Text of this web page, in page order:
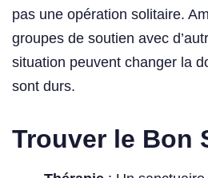
pas une opération solitaire.
groupes de soutien avec
situation peuvent changer la
sont durs.
Trouver le Bon